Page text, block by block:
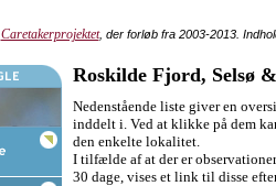
Caretakerprojektet, der forløb fra 2003-2013.
Roskilde Fjord, Selsø
Nedenstående liste giver en
inddelt i. Ved at klikke på dem
den enkelte lokalitet.
I tilfælde af at der er
30 dage, vises et link til disse